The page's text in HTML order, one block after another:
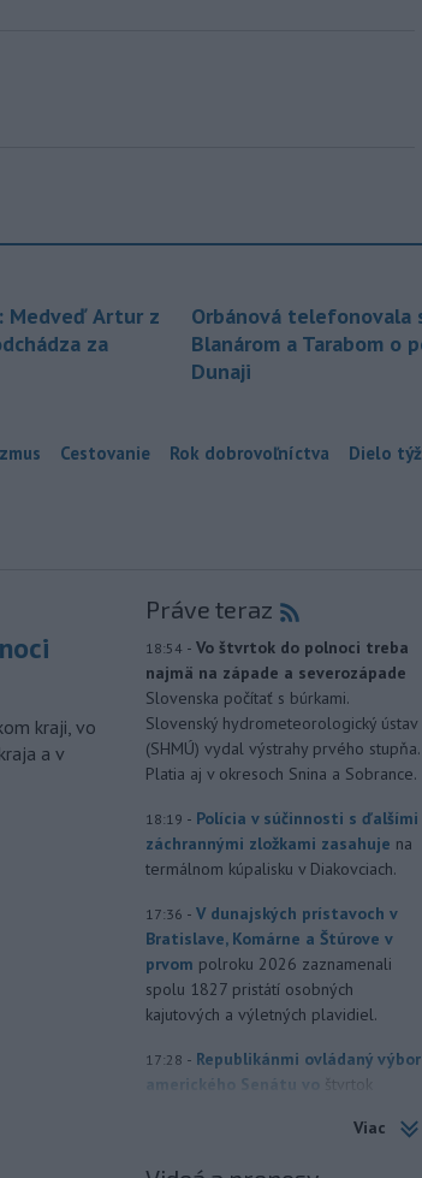
Medveď Artur z
za
Orbánová telefonovala
Blanárom a Tarabom o
Dunaji
Cestovanie Rok dobrovoľníctva Dielo
kraji, vo
a v
Práve teraz
18:54 - Vo štvrtok do polnoci treba
najmä na západe a severozápade
Slovenska počítať s búrkami.
Slovenský hydrometeorologický ústav
(SHMÚ) vydal výstrahy prvého stupňa.
Platia aj v okresoch Snina a Sobrance.
18:19 - Polícia v súčinnosti s ďalšími
záchrannými zložkami zasahuje na
termálnom kúpalisku v Diakovciach.
17:36 - V dunajských prístavoch v
Bratislave, Komárne a Štúrove v
prvom polroku 2026 zaznamenali
spolu 1827 pristátí osobných
kajutových a výletných plavidiel.
17:28 - Republikánmi ovládaný výbor
amerického Senátu vo
štvrtok
Viac